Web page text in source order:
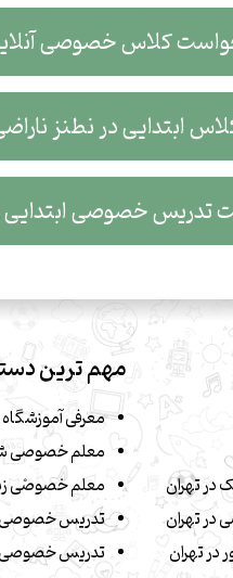
کلاس خصوصی
ابتدایی در نطنز
تدریس خصوصی
تهران
تهران
تهران
مهم ترین
معرفی
معلم خصوصی
معلم خصوصی
تدریس
تدریس خصوصی